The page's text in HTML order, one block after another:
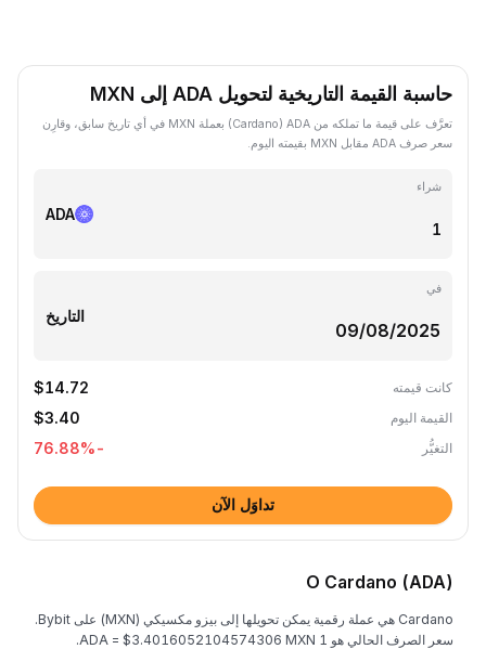
حاسبة القيمة التاريخية لتحويل ADA إلى MXN
تعرَّف على قيمة ما تملكه من ADA ‏(Cardano) بعملة MXN في أي تاريخ سابق، وقارِن
سعر صرف ADA مقابل MXN بقيمته اليوم.
شراء
ADA
في
التاريخ
كانت قيمته $14.72
القيمة اليوم $3.40
التغيُّر -76.88
%
تداوَل الآن
O Cardano (ADA)
Cardano هي عملة رقمية يمكن تحويلها إلى بيزو مكسيكي (MXN) على Bybit.
سعر الصرف الحالي هو 1 ADA = $3.4016052104574306 MXN.